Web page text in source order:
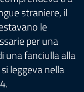
straniere, il
le
per una
una fanciulla alla
leggeva nella